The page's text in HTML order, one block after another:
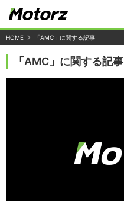
HOME 「AMC」に関する記事
「AMC」に関する記事